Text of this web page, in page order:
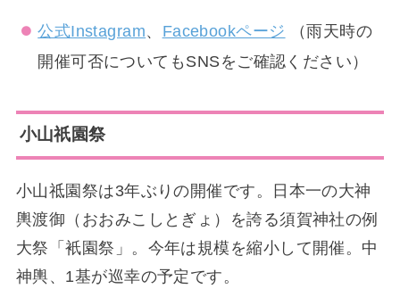
公式Instagram、 Facebookページ （雨天時の
開催可否についてもSNSをご確認ください）
小山祇園祭
小山祗園祭は3年ぶりの開催です。日本一の大神
輿渡御（おおみこしとぎょ）を誇る須賀神社の例
大祭「衹園祭」。今年は規模を縮小して開催。中
神輿、1基が巡幸の予定です。